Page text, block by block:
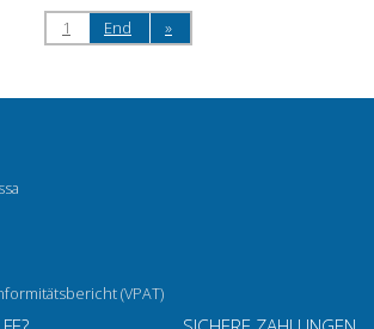
1 End »
(VPAT)